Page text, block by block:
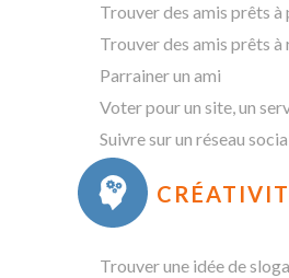
Trouver des amis prêts
Trouver des amis prêts
Parrainer un ami
Voter pour un site, un
Suivre sur un réseau
Trouver une idée de